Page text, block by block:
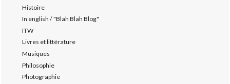
Histoire
In english / "Blah Blah Blog"
ITW
Livres et littérature
Musiques
Philosophie
Photographie